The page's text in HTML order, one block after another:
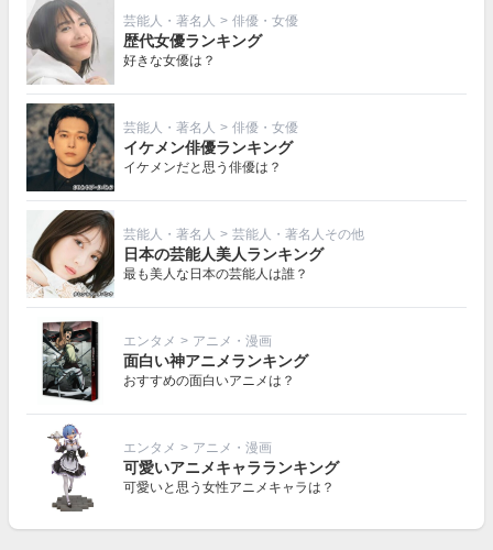
芸能人・著名人 > 俳優・女優
歴代女優ランキング
好きな女優は？
芸能人・著名人 > 俳優・女優
イケメン俳優ランキング
イケメンだと思う俳優は？
芸能人・著名人 > 芸能人・著名人その他
日本の芸能人美人ランキング
最も美人な日本の芸能人は誰？
エンタメ > アニメ・漫画
面白い神アニメランキング
おすすめの面白いアニメは？
エンタメ > アニメ・漫画
可愛いアニメキャラランキング
可愛いと思う女性アニメキャラは？